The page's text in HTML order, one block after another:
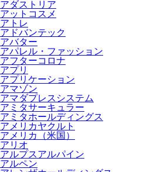
アダストリア
アットコスメ
アトレ
アドバンテック
アバター
アパレル・ファッション
アフターコロナ
アプリ
アプリケーション
アマゾン
アマダプレスシステム
アミタサーキュラー
アミタホールディングス
アメリカヤクルト
アメリカ（米国）
アリオ
アルプスアルパイン
アルペン